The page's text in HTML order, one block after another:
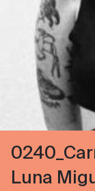
Luna